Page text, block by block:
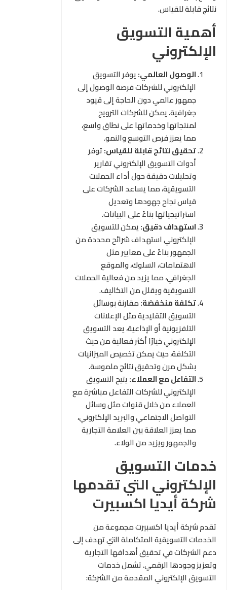
نتائج قابلة للقياس.
أهمية التسويق
الإلكتروني
الوصول العالمي:يوفر التسويق
الإلكتروني للشركات فرصة الوصول إلى
جمهور عالمي دون الحاجة إلى قيود
جغرافية. يمكن للشركات الترويج
لمنتجاتها وخدماتها على نطاق واسع،
مما يعزز فرص التوسع والنمو.
تحقيق نتائج قابلة للقياس:توفر
أدوات التسويق الإلكتروني تقارير
وتحليلات دقيقة حول أداء الحملات
التسويقية، مما يساعد الشركات على
قياس نجاح جهودها وتعديل
استراتيجياتها بناءً على البيانات.
استهداف دقيق:يمكن للتسويق
الإلكتروني استهداف شرائح محددة من
الجمهور بناءً على معايير مثل
الاهتمامات، السلوك، والموقع
الجغرافي، مما يزيد من فعالية الحملات
التسويقية ويقلل من التكاليف.
تكلفة منخفضة:مقارنة بوسائل
التسويق التقليدية مثل الإعلانات
التلفزيونية أو الإذاعية، يعد التسويق
الإلكتروني خيارًا أكثر فعالية من حيث
التكلفة، حيث يمكن تخصيص الميزانيات
بشكل مرن وتحقيق نتائج ملموسة.
التفاعل مع العملاء:يتيح التسويق
الإلكتروني للشركات التفاعل مباشرة مع
العملاء من خلال قنوات مثل وسائل
التواصل الاجتماعي والبريد الإلكتروني،
مما يعزز العلاقة بين العلامة التجارية
والجمهور ويزيد من الولاء.
خدمات التسويق
الإلكتروني التي تقدمها
شركة أيديا اكسبيرت
تقدم شركة أيديا اكسبيرت مجموعة من
الخدمات التسويقية المتكاملة التي تهدف إلى
دعم الشركات في تحقيق أهدافها التجارية
وتعزيز وجودها الرقمي. تشمل خدمات
التسويق الإلكتروني المقدمة من الشركة: